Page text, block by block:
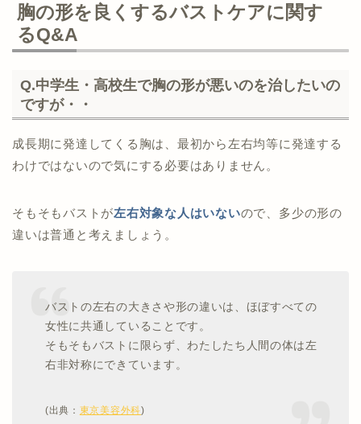
胸の形を良くするバストケアに関す
るQ&A
Q.中学生・高校生で胸の形が悪いのを治したいの
ですが・・
成長期に発達してくる胸は、最初から左右均等に発達する
わけではないので気にする必要はありません。
そもそもバストが左右対象な人はいないので、多少の形の
違いは普通と考えましょう。
バストの左右の大きさや形の違いは、ほぼすべての
女性に共通していることです。
そもそもバストに限らず、わたしたち人間の体は左
右非対称にできています。
(出典： 東京美容外科)